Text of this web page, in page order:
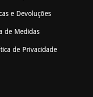
e Devoluções
de Medidas
de Privacidade